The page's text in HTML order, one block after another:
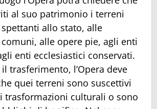
al suo patrimonio i terreni
allo stato, alle
alle opere pie, agli enti
enti ecclesiastici conservati.
trasferimento, l’Opera deve
quei terreni sono suscettivi
trasformazioni culturali o sono